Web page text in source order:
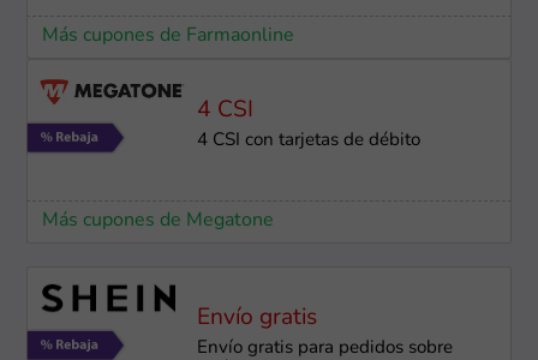
Más cupones de Farmaonline
4 CSI
4 CSI con tarjetas de débito
Más cupones de Megatone
Envío gratis
Envío gratis para pedidos sobre